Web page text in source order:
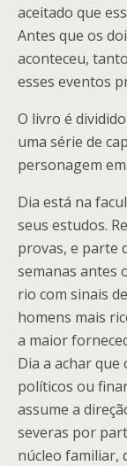
aceitado que
Antes que os
aconteceu,
esses eventos
O livro é
uma série de
personagem
Dia está na
seus estudos.
provas, e parte
semanas antes
rio com sinais
homens mais
a maior
Dia a achar
políticos ou
assume a
severas por
núcleo familiar,